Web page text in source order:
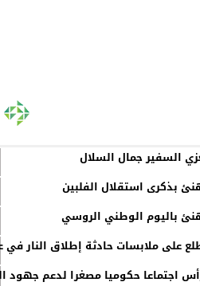
السفير جمال السلال
بذكرى استقلال الفلبين
باليوم الوطني الروسي
على ملابسات حادثة إطلاق النار في
اجتماعا حكوميا مصغرا لدعم جهود